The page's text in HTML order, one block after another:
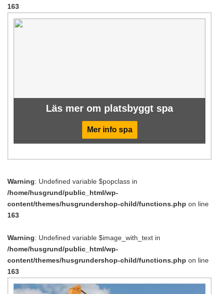
163
Läs mer om platsbyggt spa
Mer info spa
Warning: Undefined variable $popclass in
/home/husgrund/public_html/wp-
content/themes/husgrundershop-child/functions.php on line
163
Warning: Undefined variable $image_with_text in
/home/husgrund/public_html/wp-
content/themes/husgrundershop-child/functions.php on line
163